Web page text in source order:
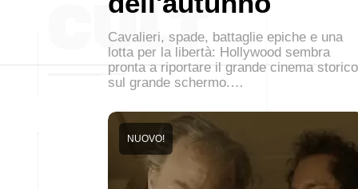
Cavalieri, spade, battaglie epiche e una
lotta per la libertà: Hollywood sembra
pronta a riportare il grande cinema storico
sul grande schermo.…
NUOVO!